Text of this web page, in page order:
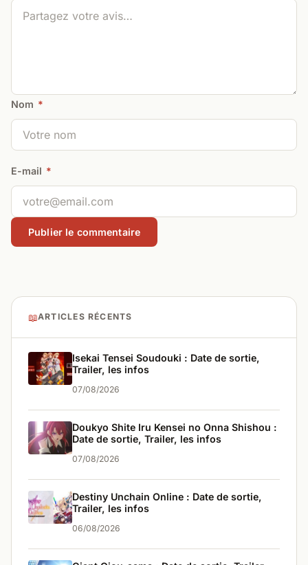
Nom *
E-mail *
📖ARTICLES RÉCENTS
Isekai Tensei Soudouki : Date de sortie,
Trailer, les infos
07/08/2026
Doukyo Shite Iru Kensei no Onna Shishou :
Date de sortie, Trailer, les infos
07/08/2026
Destiny Unchain Online : Date de sortie,
Trailer, les infos
06/08/2026